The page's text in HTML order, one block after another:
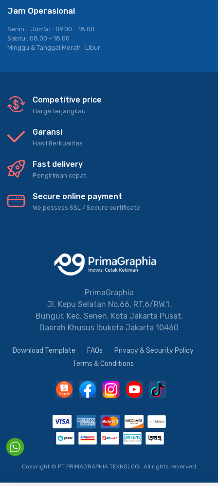
Jam Operasional
Senin – Jum’at : 09.00 – 18.00
Sabtu : 08.00 – 18.00
Minggu & Tanggal Merah : Libur
Competitive price
Harga terjangkau
Garansi
Hasil Berkualitas
Fast delivery
Pengiriman cepat
Secure online payment
We possess SSL / Secure сertificate
PrimaGraphia
Jl. Kepu Selatan No.66, RT.6/RW.1,
Bungur, Kec. Senen, Kota Jakarta Pusat,
Daerah Khusus Ibukota Jakarta 10460
Download Template FAQs
Privacy & Security Policy
Terms & Conditions
Copyright © PT PRIMAGRAPHIA TEKNOLOGI. All rights reserved